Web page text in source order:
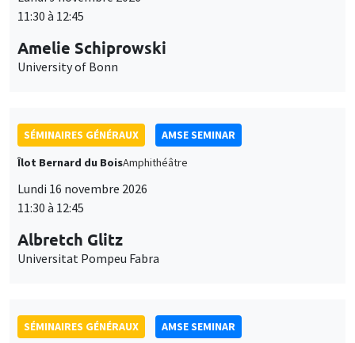
11:30 à 12:45
Amelie Schiprowski
University of Bonn
SÉMINAIRES GÉNÉRAUX
AMSE SEMINAR
Îlot Bernard du BoisAmphithéâtre
Lundi 16 novembre 2026
11:30 à 12:45
Albretch Glitz
Universitat Pompeu Fabra
SÉMINAIRES GÉNÉRAUX
AMSE SEMINAR